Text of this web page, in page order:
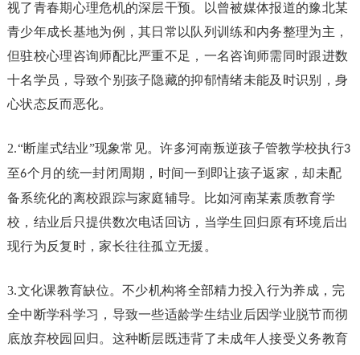
视了青春期心理危机的深层干预。以曾被媒体报道的豫北某
青少年成长基地为例，其日常以队列训练和内务整理为主，
但驻校心理咨询师配比严重不足，一名咨询师需同时跟进数
十名学员，导致个别孩子隐藏的抑郁情绪未能及时识别，身
心状态反而恶化。
2.“断崖式结业”现象常见。许多河南叛逆孩子管教学校执行3
至6个月的统一封闭周期，时间一到即让孩子返家，却未配
备系统化的离校跟踪与家庭辅导。比如河南某素质教育学
校，结业后只提供数次电话回访，当学生回归原有环境后出
现行为反复时，家长往往孤立无援。
3.文化课教育缺位。不少机构将全部精力投入行为养成，完
全中断学科学习，导致一些适龄学生结业后因学业脱节而彻
底放弃校园回归。这种断层既违背了未成年人接受义务教育